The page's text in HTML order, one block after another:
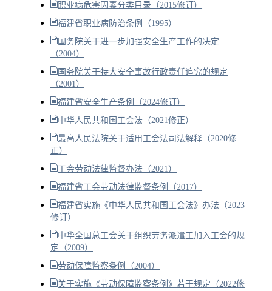
职业病危害因素分类目录（2015修订）
福建省职业病防治条例（1995）
国务院关于进一步加强安全生产工作的决定
（2004）
国务院关于特大安全事故行政责任追究的规定
（2001）
福建省安全生产条例（2024修订）
中华人民共和国工会法（2021修正）
最高人民法院关于适用工会法司法解释（2020修
正）
工会劳动法律监督办法（2021）
福建省工会劳动法律监督条例（2017）
福建省实施《中华人民共和国工会法》办法（2023
修订）
中华全国总工会关于组织劳务派遣工加入工会的规
定（2009）
劳动保障监察条例（2004）
关于实施《劳动保障监察条例》若干规定（2022修